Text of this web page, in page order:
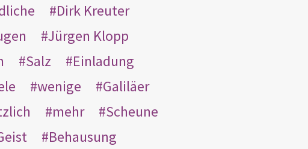
Dirk Kreuter
Jürgen Klopp
Salz
Einladung
wenige
Galiläer
mehr
Scheune
Behausung